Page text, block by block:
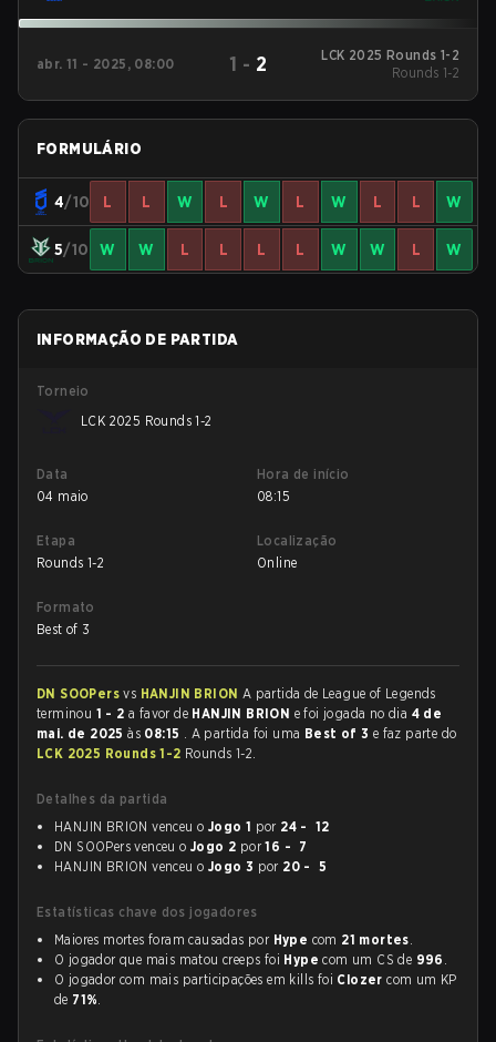
abr. 11 - 2025, 08:00 1 - 2
LCK 2025 Rounds 1-2
Rounds 1-2
FORMULÁRIO
4/10 L L W L W L W L L W
5/10 W W L L L L W W L W
INFORMAÇÃO DE PARTIDA
Torneio
LCK 2025 Rounds 1-2
Data
04 maio
Hora de início
08:15
Etapa
Rounds 1-2
Localização
Online
Formato
Best of 3
DN SOOPersvs HANJIN BRION A partida de League of Legends
terminou 1 - 2 a favor de HANJIN BRION e foi jogada no dia 4 de
mai. de 2025às 08:15 . A partida foi uma Best of 3 e faz parte do
LCK 2025 Rounds 1-2 Rounds 1-2.
Detalhes da partida
HANJIN BRION venceu o Jogo 1 por 24 - 12
DN SOOPers venceu o Jogo 2 por16 - 7
HANJIN BRION venceu o Jogo 3 por 20 - 5
Estatísticas chave dos jogadores
Maiores mortes foram causadas por Hype com 21 mortes.
O jogador que mais matou creeps foi Hype com um CS de 996 .
O jogador com mais participações em kills foi Clozer com um KP
de 71%.